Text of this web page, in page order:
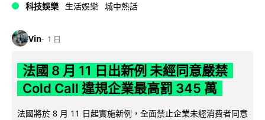
科技娛樂 生活娛樂 城中熱話
Vin 1 日
法國 8 月 11 日出新例 未經同意嚴禁
Cold Call 違規企業最高罰 345 萬
法國將於 8 月 11 日起實施新例，全面禁止企業未經消費者同意